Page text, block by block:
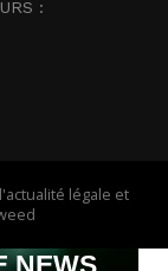
:
légale et
NEWS,